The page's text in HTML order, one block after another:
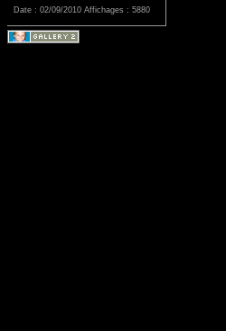
Date : 02/09/2010 Affichages : 5880